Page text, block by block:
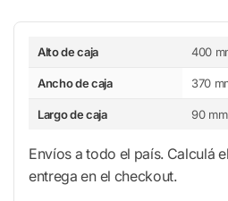
Alto de caja 400
Ancho de caja 370
Largo de caja 90 mm
Envíos a todo el país. Calculá
entrega en el checkout.